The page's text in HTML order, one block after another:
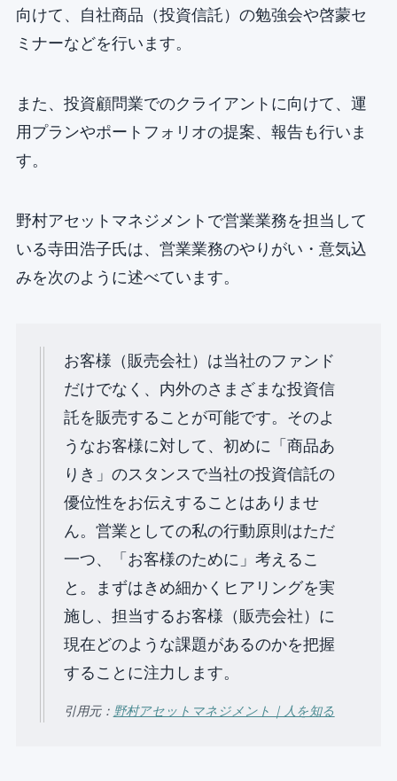
向けて、自社商品（投資信託）の勉強会や啓蒙セ
ミナーなどを行います。
また、投資顧問業でのクライアントに向けて、運
用プランやポートフォリオの提案、報告も行いま
す。
野村アセットマネジメントで営業業務を担当して
いる寺田浩子氏は、営業業務のやりがい・意気込
みを次のように述べています。
お客様（販売会社）は当社のファンド
だけでなく、内外のさまざまな投資信
託を販売することが可能です。そのよ
うなお客様に対して、初めに「商品あ
りき」のスタンスで当社の投資信託の
優位性をお伝えすることはありませ
ん。営業としての私の行動原則はただ
一つ、「お客様のために」考えるこ
と。まずはきめ細かくヒアリングを実
施し、担当するお客様（販売会社）に
現在どのような課題があるのかを把握
することに注力します。
引用元： 野村アセットマネジメント｜人を知る